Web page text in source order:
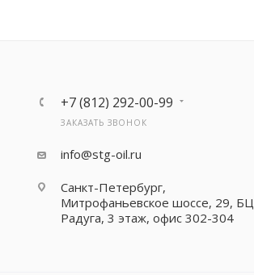
+7 (812) 292-00-99
ЗАКАЗАТЬ ЗВОНОК
info@stg-oil.ru
Санкт-Петербург,
Митрофаньевское шоссе, 29, БЦ
Радуга, 3 этаж, офис 302-304